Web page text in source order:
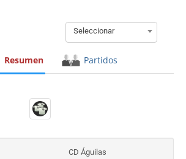
Seleccionar
Resumen Partidos
CD Águilas